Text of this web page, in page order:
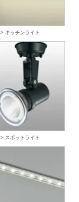
> キッチンライト
> スポットライト